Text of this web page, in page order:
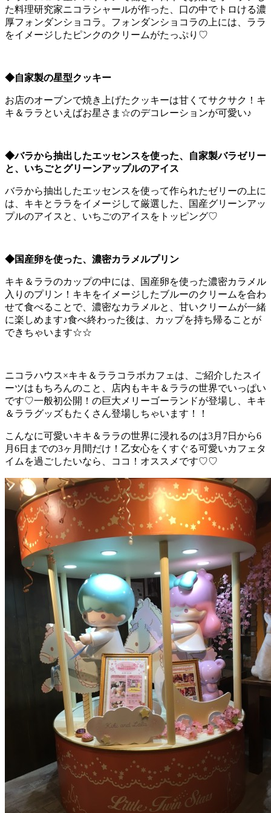
た料理研究家ニコラシャールが作った、口の中でトロける濃
厚フォンダンショコラ。フォンダンショコラの上には、ララ
をイメージしたピンクのクリームがたっぷり♡
◆自家製の星型クッキー
お店のオーブンで焼き上げたクッキーは甘くてサクサク！キ
キ＆ララといえばお星さま☆のデコレーションが可愛い♪
◆バラから抽出したエッセンスを使った、自家製バラゼリー
と、いちごとグリーンアップルのアイス
バラから抽出したエッセンスを使って作られたゼリーの上に
は、キキとララをイメージして厳選した、国産グリーンアッ
プルのアイスと、いちごのアイスをトッピング♡
◆国産卵を使った、濃密カラメルプリン
キキ＆ララのカップの中には、国産卵を使った濃密カラメル
入りのプリン！キキをイメージしたブルーのクリームを合わ
せて食べることで、濃密なカラメルと、甘いクリームが一緒
に楽しめます♪食べ終わった後は、カップを持ち帰ることが
できちゃいます☆☆
ニコラハウス×キキ＆ララコラボカフェは、ご紹介したスイ
ーツはもちろんのこと、店内もキキ＆ララの世界でいっぱい
です♡一般初公開！の巨大メリーゴーランドが登場し、キキ
＆ララグッズもたくさん登場しちゃいます！！
こんなに可愛いキキ＆ララの世界に浸れるのは3月7日から6
月6日までの3ヶ月間だけ！乙女心をくすぐる可愛いカフェタ
イムを過ごしたいなら、ココ！オススメです♡♡